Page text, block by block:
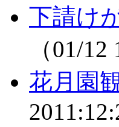
下請け
（01/12
花月園